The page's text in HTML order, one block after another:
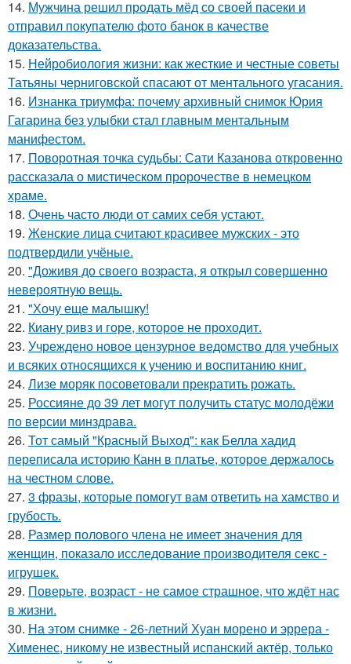
14. Мужчина решил продать мёд со своей пасеки и
отправил покупателю фото банок в качестве
доказательства.
15. Нейробиология жизни: как жесткие и честные советы
Татьяны черниговской спасают от ментального угасания.
16. Изнанка триумфа: почему архивный снимок Юрия
Гагарина без улыбки стал главным ментальным
манифестом.
17. Поворотная точка судьбы: Сати Казанова откровенно
рассказала о мистическом пророчестве в немецком
храме.
18. Очень часто люди от самих себя устают.
19. Женские лица считают красивее мужских - это
подтвердили учёные.
20. "Доживя до своего возpаста, я открыл совершенно
невероятную вещь.
21. "Хочу еще малышку!
22. Киану ривз и горе, которое не проходит.
23. Учреждено новое цензурное ведомство для учебных
и всяких относящихся к учению и воспитанию книг.
24. Лизе моряк посоветовали прекратить рожать.
25. Россияне до 39 лет могут получить статус молодёжи
по версии минздрава.
26. Тот самый "Красный Выход": как Белла хадид
переписала историю Канн в платье, которое держалось
на честном слове.
27. 3 фразы, которые помогут вам ответить на хамство и
грубость.
28. Размер полового члена не имеет значения для
женщин, показало исследование производителя секс -
игрушек.
29. Поверьте, возраст - не самое страшное, что ждёт нас
в жизни.
30. На этом снимке - 26-летний Хуан морено и эррера -
Хименес, никому не известный испанский актёр, только